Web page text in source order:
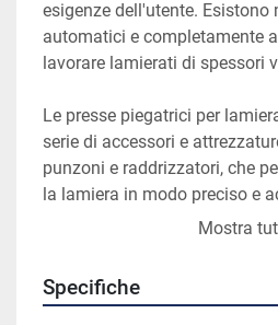
esigenze dell'utente.
automatici e completamente
lavorare lamierati di spessori
Le presse piegatrici per
serie di accessori e
punzoni e raddrizzatori, che
la lamiera in modo preciso e
presse piegatrici dispongono
risultati di alta precisione.
Mostra
Specifiche